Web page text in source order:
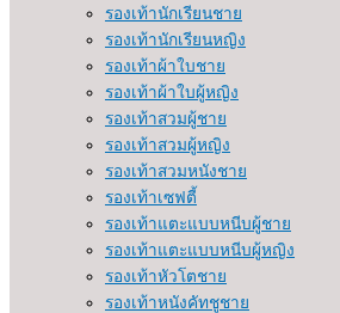
รองเท้านักเรียนชาย
รองเท้านักเรียนหญิง
รองเท้าผ้าใบชาย
รองเท้าผ้าใบผู้หญิง
รองเท้าสวมผู้ชาย
รองเท้าสวมผู้หญิง
รองเท้าสวมหนังชาย
รองเท้าเซฟตี้
รองเท้าแตะแบบหนีบผู้ชาย
รองเท้าแตะแบบหนีบผู้หญิง
รองเท้าหัวโตชาย
รองเท้าหนังคัทชูชาย